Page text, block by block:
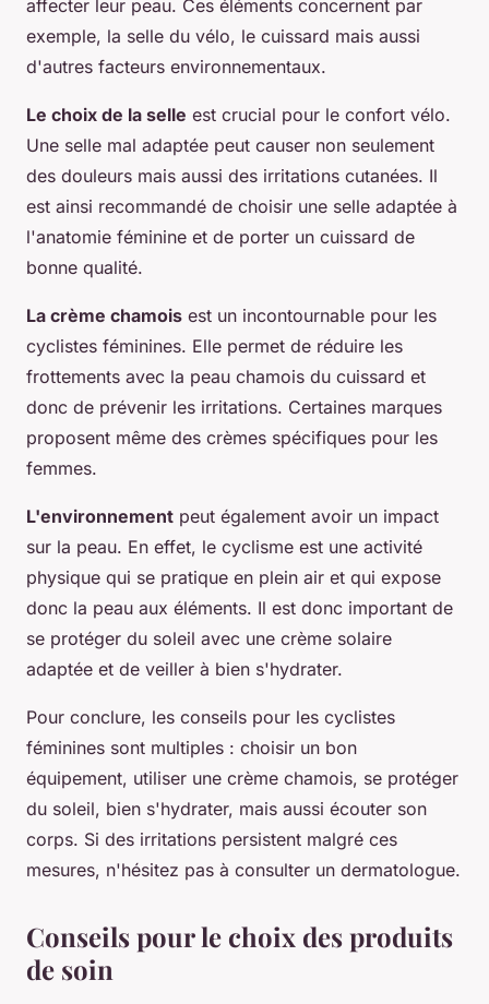
affecter leur peau. Ces éléments concernent par
exemple, la selle du vélo, le cuissard mais aussi
d'autres facteurs environnementaux.
Le choix de la selle est crucial pour le confort vélo.
Une selle mal adaptée peut causer non seulement
des douleurs mais aussi des irritations cutanées. Il
est ainsi recommandé de choisir une selle adaptée à
l'anatomie féminine et de porter un cuissard de
bonne qualité.
La crème chamois est un incontournable pour les
cyclistes féminines. Elle permet de réduire les
frottements avec la peau chamois du cuissard et
donc de prévenir les irritations. Certaines marques
proposent même des crèmes spécifiques pour les
femmes.
L'environnement peut également avoir un impact
sur la peau. En effet, le cyclisme est une activité
physique qui se pratique en plein air et qui expose
donc la peau aux éléments. Il est donc important de
se protéger du soleil avec une crème solaire
adaptée et de veiller à bien s'hydrater.
Pour conclure, les conseils pour les cyclistes
féminines sont multiples : choisir un bon
équipement, utiliser une crème chamois, se protéger
du soleil, bien s'hydrater, mais aussi écouter son
corps. Si des irritations persistent malgré ces
mesures, n'hésitez pas à consulter un dermatologue.
Conseils pour le choix des produits
de soin